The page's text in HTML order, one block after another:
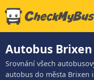
Autobus
Srovnání všech
autobus do města Brixen